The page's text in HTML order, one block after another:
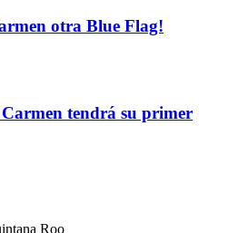
otra Blue Flag!
tendrá su primer
Roo